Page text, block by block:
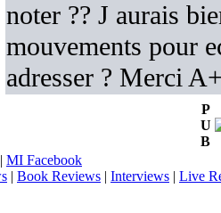
noter ?? J aurais
mouvements pour
adresser ? Merci
P
U
B
| MI Facebook
| Book Reviews | Interviews | Live